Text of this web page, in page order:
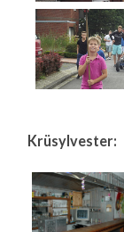
Krüsylvester: